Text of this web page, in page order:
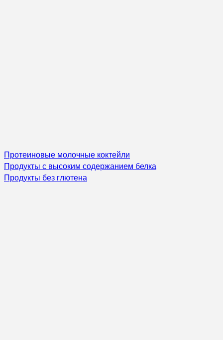
Протеиновые молочные коктейли
Продукты с высоким содержанием белка
Продукты без глютена